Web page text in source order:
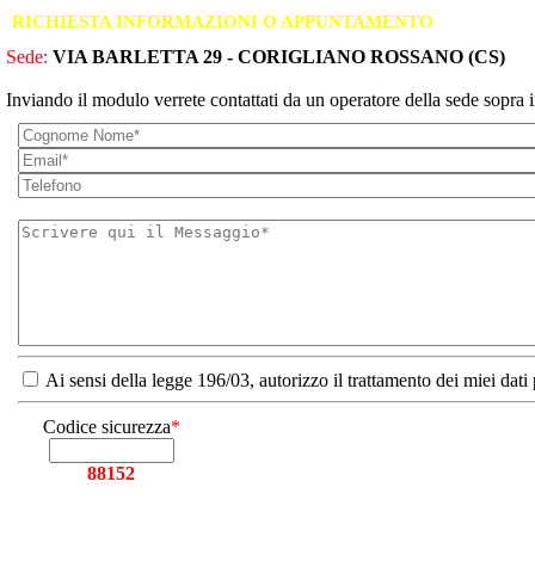
RICHIESTA INFORMAZIONI O APPUNTAMENTO
Sede: VIA BARLETTA 29 - CORIGLIANO ROSSANO (CS)
Inviando il modulo verrete contattati da un operatore della sede sopra
Ai sensi della legge 196/03, autorizzo il trattamento dei miei
Codice sicurezza*
88152